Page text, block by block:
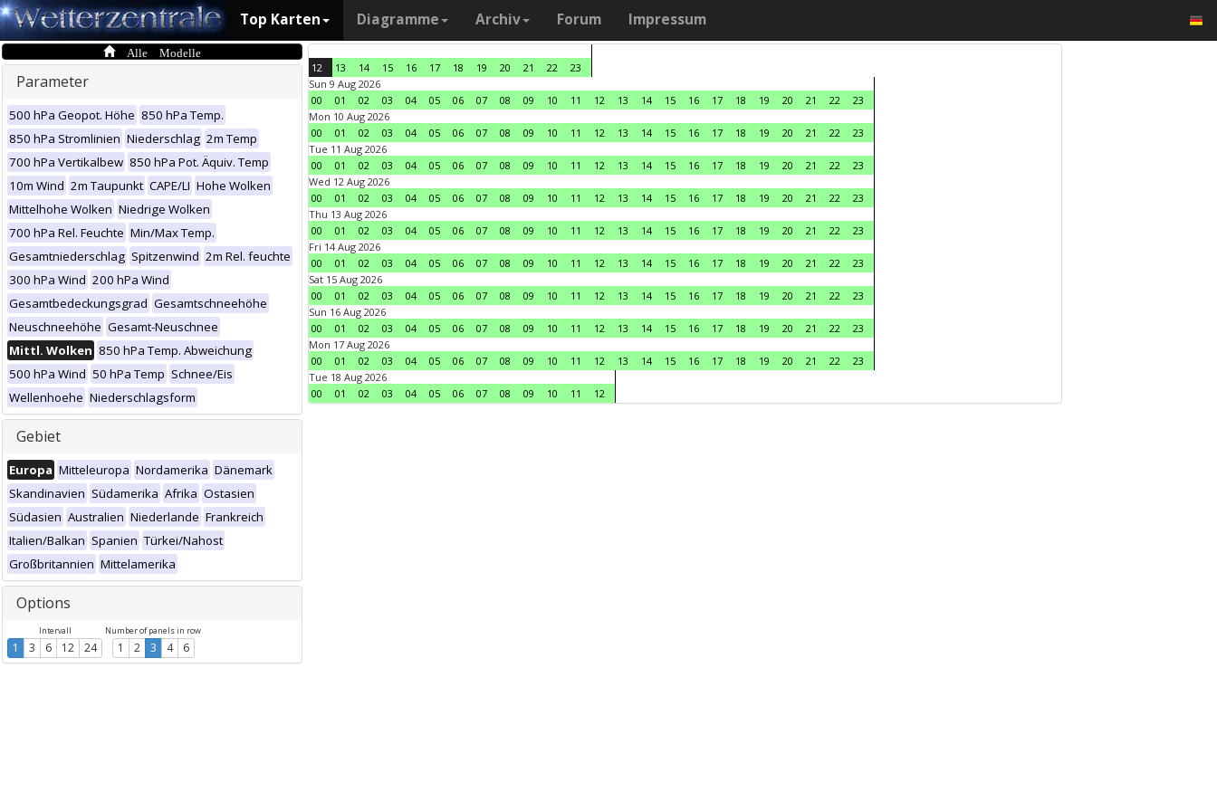
Top Karten Diagramme Archiv Forum Impressum
Alle Modelle
Parameter
500 hPa Geopot. Höhe 850 hPa Temp.
850 hPa Stromlinien Niederschlag 2m Temp
700 hPa Vertikalbew 850 hPa Pot. Äquiv. Temp
10m Wind 2m Taupunkt CAPE/LI Hohe Wolken
Mittelhohe Wolken Niedrige Wolken
700 hPa Rel. Feuchte Min/Max Temp.
Gesamtniederschlag Spitzenwind 2m Rel. feuchte
300 hPa Wind 200 hPa Wind
Gesamtbedeckungsgrad Gesamtschneehöhe
Neuschneehöhe Gesamt-Neuschnee
Mittl. Wolken 850 hPa Temp. Abweichung
500 hPa Wind 50 hPa Temp Schnee/Eis
Wellenhoehe Niederschlagsform
Gebiet
Europa Mitteleuropa Nordamerika Dänemark
Skandinavien Südamerika Afrika Ostasien
Südasien Australien Niederlande Frankreich
Italien/Balkan Spanien Türkei/Nahost
Großbritannien Mittelamerika
Options
Intervall
1 3 6 12 24
Number of panels in row
1 2 3 4 6
12 13 14 15 16 17 18 19 20 21 22
23
Sun 9 Aug 2026
00
01 02 03 04 05 06 07 08 09 10 11 12 13 14 15 16 17 18 19 20 21 22
23
Mon 10 Aug 2026
00
01 02 03 04 05 06 07 08 09 10 11 12 13 14 15 16 17 18 19 20 21 22
23
Tue 11 Aug 2026
00
01 02 03 04 05 06 07 08 09 10 11 12 13 14 15 16 17 18 19 20 21 22
23
Wed 12 Aug 2026
00
01 02 03 04 05 06 07 08 09 10 11 12 13 14 15 16 17 18 19 20 21 22
23
Thu 13 Aug 2026
00
01 02 03 04 05 06 07 08 09 10 11 12 13 14 15 16 17 18 19 20 21 22
23
Fri 14 Aug 2026
00
01 02 03 04 05 06 07 08 09 10 11 12 13 14 15 16 17 18 19 20 21 22
23
Sat 15 Aug 2026
00
01 02 03 04 05 06 07 08 09 10 11 12 13 14 15 16 17 18 19 20 21 22
23
Sun 16 Aug 2026
00
01 02 03 04 05 06 07 08 09 10 11 12 13 14 15 16 17 18 19 20 21 22
23
Mon 17 Aug 2026
00
01 02 03 04 05 06 07 08 09 10 11 12 13 14 15 16 17 18 19 20 21 22
23
Tue 18 Aug 2026
00
01 02 03 04 05 06 07 08 09 10 11 12